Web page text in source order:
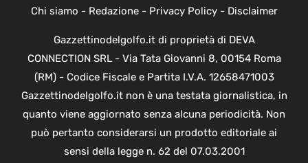
Chi siamo - Redazione- Privacy Policy- Disclaimer
Gazzettinodelgolfo.it di proprietà di DEVA
CONNECTION SRL - Via Tata Giovanni 8, 00154 Roma
(RM) - Codice Fiscale e Partita I.V.A. 12658471003
Gazzettinodelgolfo.it non è una testata giornalistica, in
quanto viene aggiornato senza alcuna periodicità. Non
può pertanto considerarsi un prodotto editoriale ai
sensi della legge n. 62 del 07.03.2001